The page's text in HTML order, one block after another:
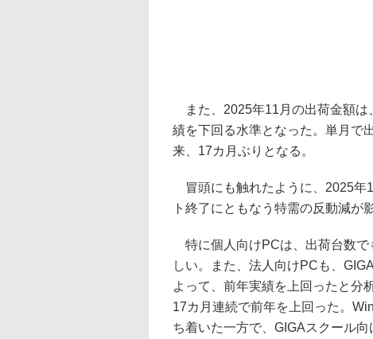
また、2025年11月の出荷金額は
績を下回る水準となった。単月で
来、17カ月ぶりとなる。
冒頭にも触れたように、2025年
ト終了にともなう特需の反動減が
特に個人向けPCは、出荷台数で
しい。また、法人向けPCも、
よって、前年実績を上回ったと分
17カ月連続で前年を上回った。
ち着いた一方で、GIGAスクール